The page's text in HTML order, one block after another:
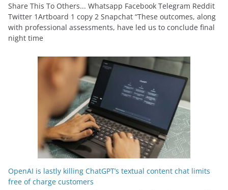
Share This To Others... Whatsapp Facebook Telegram Reddit
Twitter 1Artboard 1 copy 2 Snapchat “These outcomes, along
with professional assessments, have led us to conclude final
night time
OpenAI is lastly killing ChatGPT’s textual content chat limits
free of charge customers